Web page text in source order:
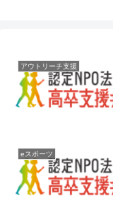
アウトリーチ支援
eスポーツ